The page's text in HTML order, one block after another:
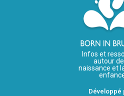
Infos et
autour
naissance et
Développé